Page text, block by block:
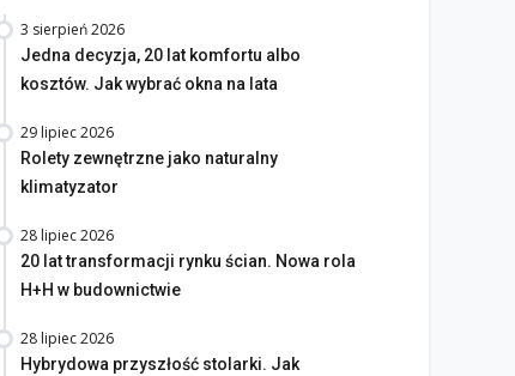
3 sierpień 2026
Jedna decyzja, 20 lat komfortu albo
kosztów. Jak wybrać okna na lata
29 lipiec 2026
Rolety zewnętrzne jako naturalny
klimatyzator
28 lipiec 2026
20 lat transformacji rynku ścian. Nowa rola
H+H w budownictwie
28 lipiec 2026
Hybrydowa przyszłość stolarki. Jak